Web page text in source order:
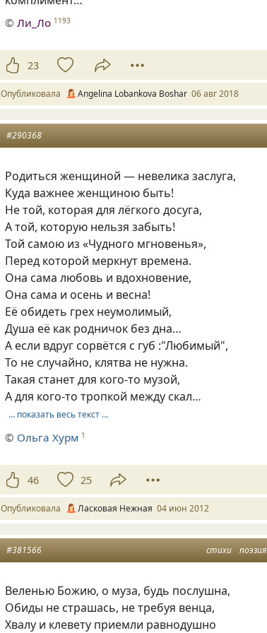
©Ли_Ло 1193
23
Опубликовала Angelina Lobankova Boshar 06 авг 2018
#290368
Родиться женщиной — невелика заслуга,
Куда важнее женщиною быть!
Не той, которая для лёгкого досуга,
А той, которую нельзя забыть!
Той самою из «Чудного мгновенья»,
Перед которой меркнут времена.
Она сама любовь и вдохновение,
Она сама и осень и весна!
Её обидеть грех неумолимый,
Душа её как родничок без дна…
А если вдруг сорвётся с губ :"Любимый",
То не случайно, клятва не нужна.
Такая станет для кого-то музой,
А для кого-то тропкой между скал…
… показать весь текст …
© Ольга Хурм 1
46 25
Опубликовала Ласковая Нежная 04 июн 2012
стихи поэзия
#381566
Веленью Божию, о муза, будь послушна,
Обиды не страшась, не требуя венца,
Хвалу и клевету приемли равнодушно